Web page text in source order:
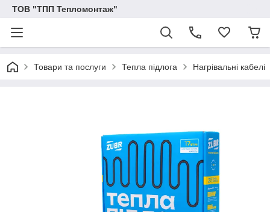
ТОВ "ТПП Тепломонтаж"
Товари та послуги Тепла підлога Нагрівальні кабелі